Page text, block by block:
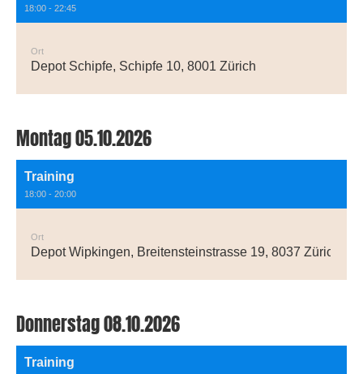
18:00 - 22:45
Ort
Depot Schipfe, Schipfe 10, 8001 Zürich
Montag 05.10.2026
Training
18:00 - 20:00
Ort
Depot Wipkingen, Breitensteinstrasse 19, 8037 Zürich
Donnerstag 08.10.2026
Training